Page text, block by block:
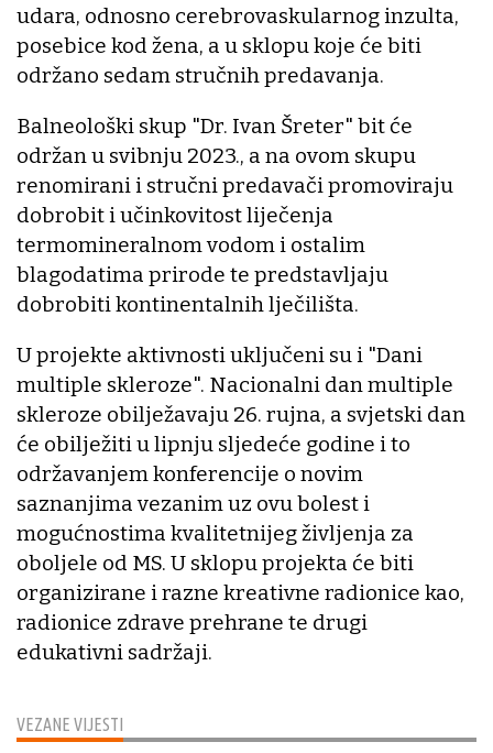
VEZANE VIJESTI
udara, odnosno cerebrovaskularnog inzulta,
posebice kod žena, a u sklopu koje će biti
održano sedam stručnih predavanja.
Balneološki skup "Dr. Ivan Šreter" bit će
održan u svibnju 2023., a na ovom skupu
renomirani i stručni predavači promoviraju
dobrobit i učinkovitost liječenja
termomineralnom vodom i ostalim
blagodatima prirode te predstavljaju
dobrobiti kontinentalnih lječilišta.
U projekte aktivnosti uključeni su i "Dani
multiple skleroze". Nacionalni dan multiple
skleroze obilježavaju 26. rujna, a svjetski dan
će obilježiti u lipnju sljedeće godine i to
održavanjem konferencije o novim
saznanjima vezanim uz ovu bolest i
mogućnostima kvalitetnijeg življenja za
oboljele od MS. U sklopu projekta će biti
organizirane i razne kreativne radionice kao,
radionice zdrave prehrane te drugi
edukativni sadržaji.